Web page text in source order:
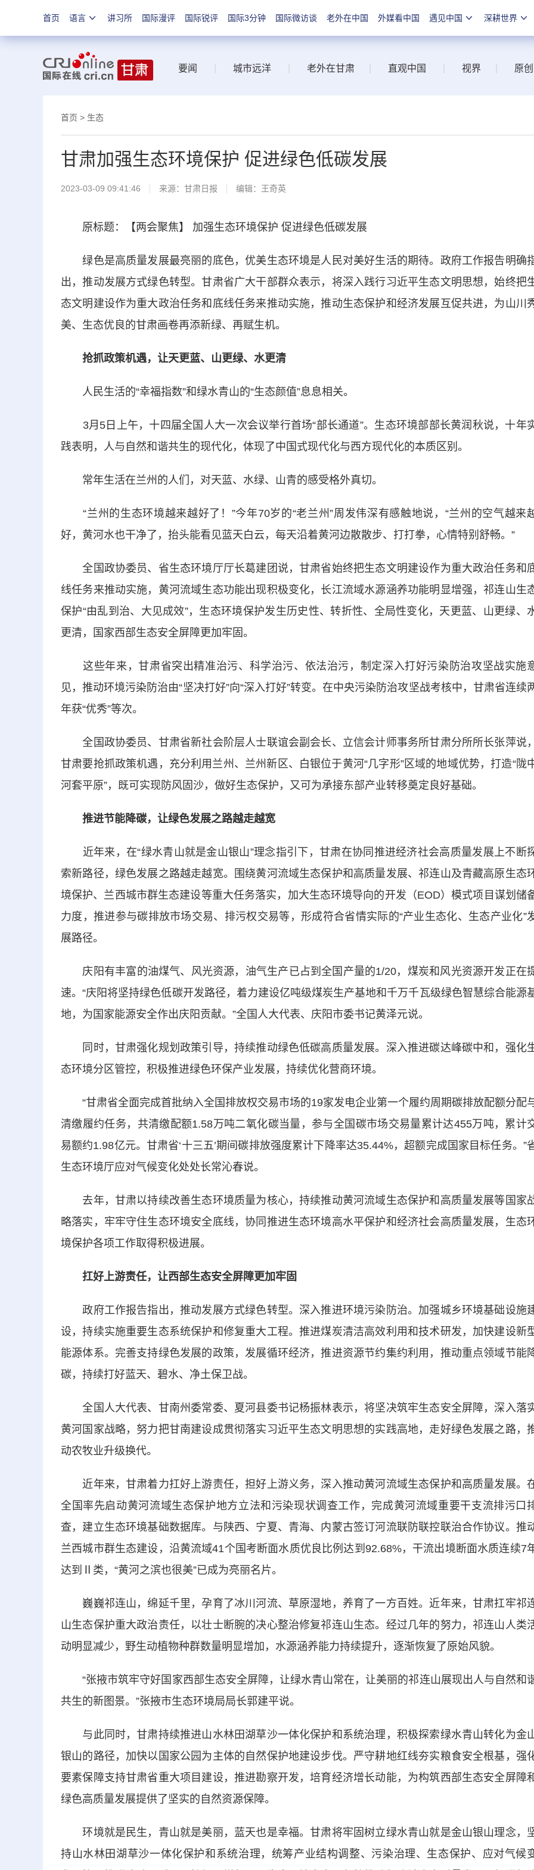
首页 语言 讲习所 国际漫评 国际锐评 国际3分钟 国际微访谈 老外在中国 外媒看中国 遇见中国 深耕世界
要闻 城市远洋 老外在甘肃 直观中国 视界 原创
首页 > 生态
甘肃加强生态环境保护 促进绿色低碳发展
2023-03-09 09:41:46 来源： 甘肃日报 编辑：王奇英
原标题：【两会聚焦】 加强生态环境保护 促进绿色低碳发展
绿色是高质量发展最亮丽的底色，优美生态环境是人民对美好生活的期待。政府工作报告明确
出，推动发展方式绿色转型。甘肃省广大干部群众表示，将深入践行习近平生态文明思想，始终把
态文明建设作为重大政治任务和底线任务来推动实施，推动生态保护和经济发展互促共进，为山川
美、生态优良的甘肃画卷再添新绿、再赋生机。
抢抓政策机遇，让天更蓝、山更绿、水更清
人民生活的“幸福指数”和绿水青山的“生态颜值”息息相关。
3月5日上午，十四届全国人大一次会议举行首场“部长通道”。生态环境部部长黄润秋说，十年
践表明，人与自然和谐共生的现代化，体现了中国式现代化与西方现代化的本质区别。
常年生活在兰州的人们，对天蓝、水绿、山青的感受格外真切。
“兰州的生态环境越来越好了！”今年70岁的“老兰州”周发伟深有感触地说，“兰州的空气越来
好，黄河水也干净了，抬头能看见蓝天白云，每天沿着黄河边散散步、打打拳，心情特别舒畅。”
全国政协委员、省生态环境厅厅长葛建团说，甘肃省始终把生态文明建设作为重大政治任务和
线任务来推动实施，黄河流域生态功能出现积极变化，长江流域水源涵养功能明显增强，祁连山生
保护“由乱到治、大见成效”，生态环境保护发生历史性、转折性、全局性变化，天更蓝、山更绿、
更清，国家西部生态安全屏障更加牢固。
这些年来，甘肃省突出精准治污、科学治污、依法治污，制定深入打好污染防治攻坚战实施
见，推动环境污染防治由“坚决打好”向“深入打好”转变。在中央污染防治攻坚战考核中，甘肃省连续
年获“优秀”等次。
全国政协委员、甘肃省新社会阶层人士联谊会副会长、立信会计师事务所甘肃分所所长张萍说，
甘肃要抢抓政策机遇，充分利用兰州、兰州新区、白银位于黄河“几字形”区域的地域优势，打造“陇
河套平原”，既可实现防风固沙，做好生态保护，又可为承接东部产业转移奠定良好基础。
推进节能降碳，让绿色发展之路越走越宽
近年来，在“绿水青山就是金山银山”理念指引下，甘肃在协同推进经济社会高质量发展上不断
索新路径，绿色发展之路越走越宽。围绕黄河流域生态保护和高质量发展、祁连山及青藏高原生态
境保护、兰西城市群生态建设等重大任务落实，加大生态环境导向的开发（EOD）模式项目谋划储
力度，推进参与碳排放市场交易、排污权交易等，形成符合省情实际的“产业生态化、生态产业化”
展路径。
庆阳有丰富的油煤气、风光资源，油气生产已占到全国产量的1/20，煤炭和风光资源开发正在
速。“庆阳将坚持绿色低碳开发路径，着力建设亿吨级煤炭生产基地和千万千瓦级绿色智慧综合能源
地，为国家能源安全作出庆阳贡献。”全国人大代表、庆阳市委书记黄泽元说。
同时，甘肃强化规划政策引导，持续推动绿色低碳高质量发展。深入推进碳达峰碳中和，强化
态环境分区管控，积极推进绿色环保产业发展，持续优化营商环境。
“甘肃省全面完成首批纳入全国排放权交易市场的19家发电企业第一个履约周期碳排放配额分配
清缴履约任务，共清缴配额1.58万吨二氧化碳当量，参与全国碳市场交易量累计达455万吨，累计
易额约1.98亿元。甘肃省‘十三五’期间碳排放强度累计下降率达35.44%，超额完成国家目标任务。”
生态环境厅应对气候变化处处长常沁春说。
去年，甘肃以持续改善生态环境质量为核心，持续推动黄河流域生态保护和高质量发展等国家
略落实，牢牢守住生态环境安全底线，协同推进生态环境高水平保护和经济社会高质量发展，生态
境保护各项工作取得积极进展。
扛好上游责任，让西部生态安全屏障更加牢固
政府工作报告指出，推动发展方式绿色转型。深入推进环境污染防治。加强城乡环境基础设施
设，持续实施重要生态系统保护和修复重大工程。推进煤炭清洁高效利用和技术研发，加快建设新
能源体系。完善支持绿色发展的政策，发展循环经济，推进资源节约集约利用，推动重点领域节能
碳，持续打好蓝天、碧水、净土保卫战。
全国人大代表、甘南州委常委、夏河县委书记杨振林表示，将坚决筑牢生态安全屏障，深入落
黄河国家战略，努力把甘南建设成贯彻落实习近平生态文明思想的实践高地，走好绿色发展之路，
动农牧业升级换代。
近年来，甘肃着力扛好上游责任，担好上游义务，深入推动黄河流域生态保护和高质量发展。
全国率先启动黄河流域生态保护地方立法和污染现状调查工作，完成黄河流域重要干支流排污口
查，建立生态环境基础数据库。与陕西、宁夏、青海、内蒙古签订河流联防联控联治合作协议。推
兰西城市群生态建设，沿黄流域41个国考断面水质优良比例达到92.68%，干流出境断面水质连续7
达到Ⅱ类，“黄河之滨也很美”已成为亮丽名片。
巍巍祁连山，绵延千里，孕育了冰川河流、草原湿地，养育了一方百姓。近年来，甘肃扛牢祁
山生态保护重大政治责任，以壮士断腕的决心整治修复祁连山生态。经过几年的努力，祁连山人类
动明显减少，野生动植物种群数量明显增加，水源涵养能力持续提升，逐渐恢复了原始风貌。
“张掖市筑牢守好国家西部生态安全屏障，让绿水青山常在，让美丽的祁连山展现出人与自然和
共生的新图景。”张掖市生态环境局局长郭建平说。
与此同时，甘肃持续推进山水林田湖草沙一体化保护和系统治理，积极探索绿水青山转化为金
银山的路径，加快以国家公园为主体的自然保护地建设步伐。严守耕地红线夯实粮食安全根基，强
要素保障支持甘肃省重大项目建设，推进勘察开发，培育经济增长动能，为构筑西部生态安全屏障
绿色高质量发展提供了坚实的自然资源保障。
环境就是民生，青山就是美丽，蓝天也是幸福。甘肃将牢固树立绿水青山就是金山银山理念，
持山水林田湖草沙一体化保护和系统治理，统筹产业结构调整、污染治理、生态保护、应对气候